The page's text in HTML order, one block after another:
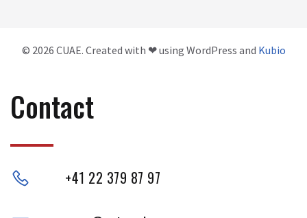
© 2026 CUAE. Created with ❤ using WordPress and Kubio
Contact
+41 22 379 87 97